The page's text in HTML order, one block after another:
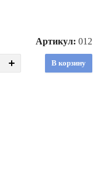
Артикул: 012
В корзину